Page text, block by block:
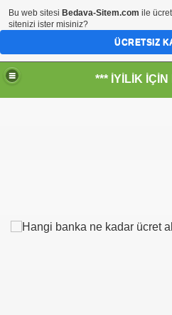
Bu web sitesi Bedava-Sitem.com ile
sitenizi ister misiniz?
ÜCRETSIZ